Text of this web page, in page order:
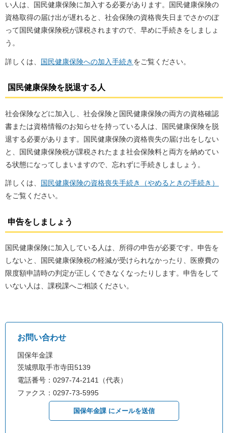
い人は、国民健康保険に加入する必要があります。国民健康保険の
資格取得の届け出が遅れると、社会保険の資格喪失日までさかのぼ
って国民健康保険税が課税されますので、早めに手続きをしましょ
う。
詳しくは、 国民健康保険への加入手続き をご覧ください。
国民健康保険を脱退する人
社会保険などに加入し、社会保険と国民健康保険の両方の資格確認
書または資格情報のお知らせを持っている人は、国民健康保険を脱
退する必要があります。国民健康保険の資格喪失の届け出をしない
と、国民健康保険税が課税されたまま社会保険料と両方を納めてい
る状態になってしまいますので、忘れずに手続きしましょう。
詳しくは、 国民健康保険の資格喪失手続き（やめるときの手続き）
をご覧ください。
申告をしましょう
国民健康保険に加入している人は、所得の申告が必要です。申告を
しないと、国民健康保険税の軽減が受けられなかったり、医療費の
限度額申請時の判定が正しくできなくなったりします。申告をして
いない人は、課税課へご相談ください。
お問い合わせ
国保年金課
茨城県取手市寺田5139
電話番号：0297-74-2141（代表）
ファクス：0297-73-5995
国保年金課 にメールを送信